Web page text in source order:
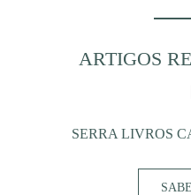
ARTIGOS
SERRA LIVROS